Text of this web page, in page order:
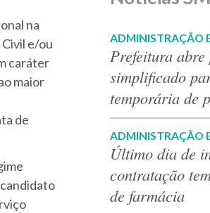
na
e/ou
caráter
maior
de
ADMINISTRAÇÃO
Prefeitura abre
simplificado
temporária de
ADMINISTRAÇÃO
Último dia de
contratação
de farmácia